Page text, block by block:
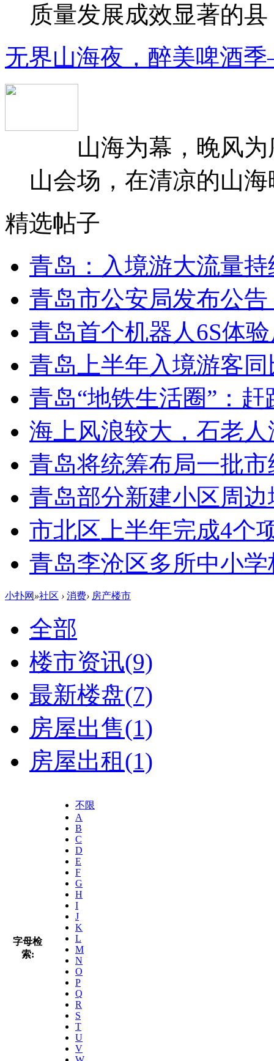
质量发展成效显著的
无界山海夜，醉美啤酒
山海为幕，晚风为
山会场，在清凉的山
精选帖子
青岛：入境游大流量
青岛市公安局发布公
青岛首个机器人6S体
青岛上半年入境游客同
青岛“地铁生活圈”：赶
海上风浪较大，石老
青岛将统筹布局一批市
青岛部分新建小区周
市北区上半年完成4个
青岛李沧区多所中小
小扑网 »社区 › 消费› 房产楼市
全部
楼市资讯(9)
最新楼盘(7)
房屋出售(1)
房屋出租(1)
字母检
索:
不限
A
B
C
D
E
F
G
H
I
J
K
L
M
N
O
P
Q
R
S
T
U
V